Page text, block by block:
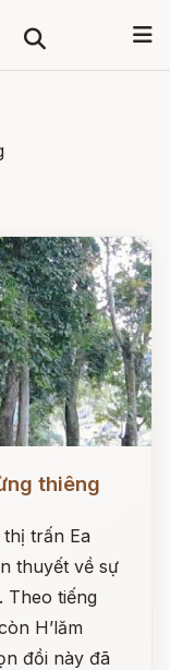
thiêng
trấn Ea
thuyết về sự
Theo tiếng
H’lăm
đồi này đã